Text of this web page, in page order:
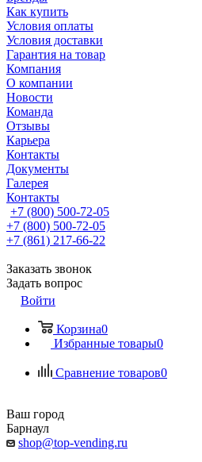
Как купить
Условия оплаты
Условия доставки
Гарантия на товар
Компания
О компании
Новости
Команда
Отзывы
Карьера
Контакты
Документы
Галерея
Контакты
+7 (800) 500-72-05
+7 (800) 500-72-05
+7 (861) 217-66-22
Заказать звонок
Задать вопрос
Войти
Корзина0
Избранные товары0
Сравнение товаров0
Ваш город
Барнаул
shop@top-vending.ru